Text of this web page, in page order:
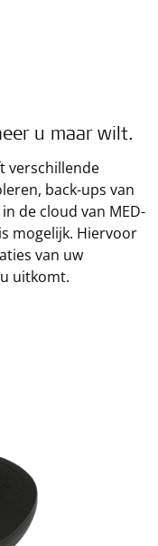
u maar wilt.
verschillende
back-ups van
de cloud van MED-
mogelijk. Hiervoor
van uw
uitkomt.